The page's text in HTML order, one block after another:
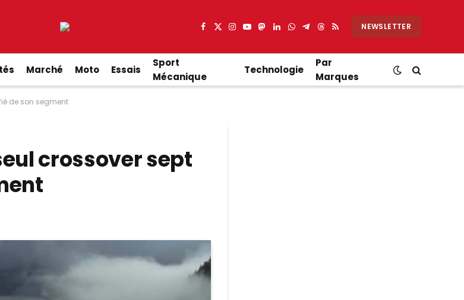
Facebook
X
Instagram
YouTube
Mastodon
LinkedIn
WhatsApp
Partager
Telegram
Threads
RSS NEWSLETTER
Marché Moto Essais
Sport
Mécanique
Technologie
Par
Marques
de son segment
crossover sept